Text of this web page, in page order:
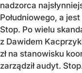
nadzorca
Południowego, a
Stop. Po wielu
z Dawidem
zł na stanowisku
zarządził audyt.